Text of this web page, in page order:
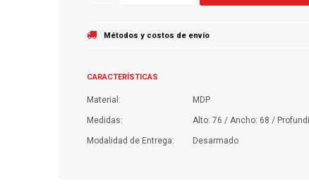
Métodos y costos de envío
CARACTERÍSTICAS
Material MDP
Medidas Alto: 76 / Ancho: 68 /
Modalidad de Entrega Desarmado